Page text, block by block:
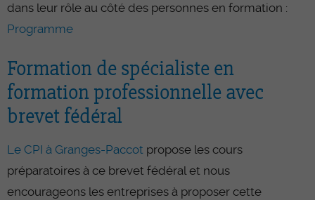
dans leur rôle au côté des personnes en formation :
Programme
Formation de spécialiste en
formation professionnelle avec
brevet fédéral
Le CPI à Granges-Paccot propose les cours
préparatoires à ce brevet fédéral et nous
encourageons les entreprises à proposer cette